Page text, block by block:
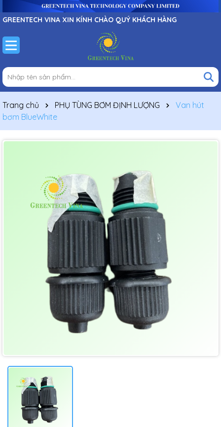
GREENTECH VINA XIN KÍNH CHÀO QUÝ KHÁCH HÀNG
Trang chủ PHỤ TÙNG BƠM ĐỊNH LƯỢNG
Van hút
bơm BlueWhite